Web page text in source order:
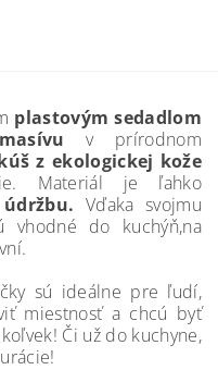
plastovým sedadlom
v prírodnom
z ekologickej kože
Materiál je ľahko
Vďaka svojmu
vhodné do kuchýň,na
sú ideálne pre ľudí,
miestnosť a chcú byť
Či už do kuchyne,